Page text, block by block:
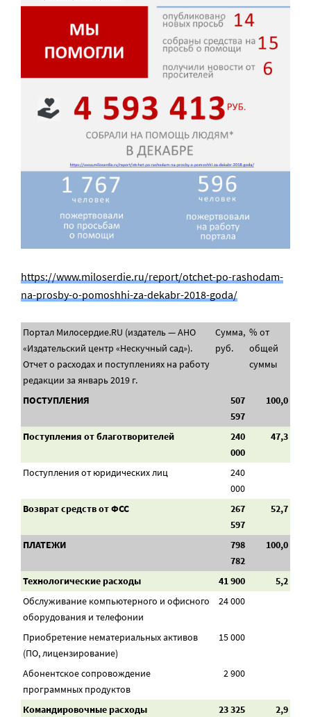
https://www.miloserdie.ru/report/otchet-po-rashodam-
na-prosby-o-pomoshhi-za-dekabr-2018-goda/
Портал Милосердие.RU (издатель — АНО
«Издательский центр «Нескучный сад»).
Отчет о расходах и поступлениях на работу
редакции за январь 2019 г.
Сумма,
руб.
% от
общей
суммы
ПОСТУПЛЕНИЯ
507
597
100,0
Поступления от благотворителей
240
000
47,3
Поступления от юридических лиц
240
000
Возврат средств от ФСС
267
597
52,7
ПЛАТЕЖИ
798
782
100,0
Технологические расходы 41 900
5,2
Обслуживание компьютерного и офисного
оборудования и телефонии
24 000
Приобретение нематериальных активов
(ПО, лицензирование)
15 000
Абонентское сопровождение
программных продуктов
2 900
Командировочные расходы 23 325
2,9